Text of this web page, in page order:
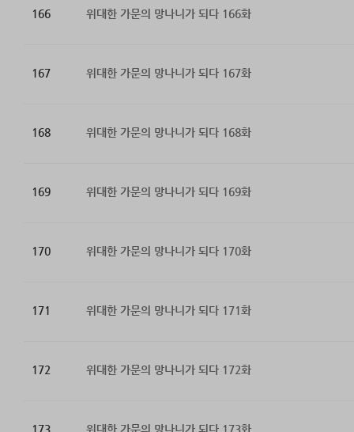
166 위대한 가문의 망나니가 되다 166화
167 위대한 가문의 망나니가 되다 167화
168 위대한 가문의 망나니가 되다 168화
169 위대한 가문의 망나니가 되다 169화
170 위대한 가문의 망나니가 되다 170화
171 위대한 가문의 망나니가 되다 171화
172 위대한 가문의 망나니가 되다 172화
173 위대한 가문의 망나니가 되다 173화